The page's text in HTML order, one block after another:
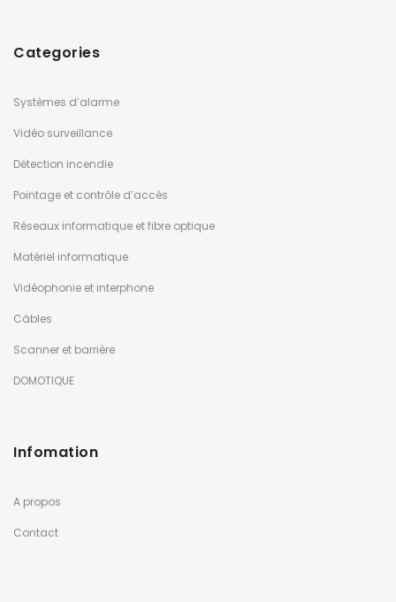
Categories
Systèmes d’alarme
Vidéo surveillance
Détection incendie
Pointage et contrôle d’accès
Réseaux informatique et fibre optique
Matériel informatique
Vidéophonie et interphone
Câbles
Scanner et barrière
DOMOTIQUE
Infomation
A propos
Contact